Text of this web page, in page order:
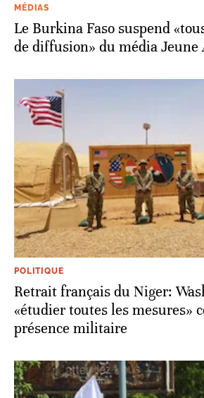
MÉDIAS
Le Burkina Faso suspend
de diffusion» du média
POLITIQUE
Retrait français du Niger:
«étudier toutes les mesures»
présence militaire